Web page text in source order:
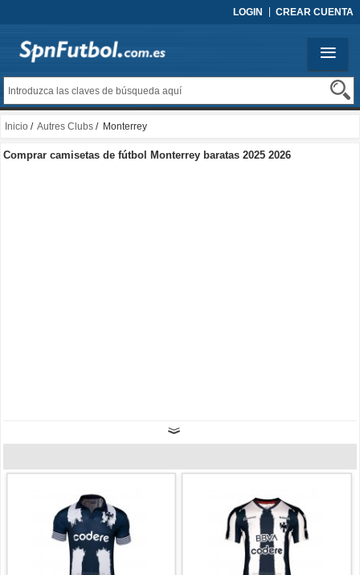
LOGIN CREAR CUENTA
Inicio / Autres Clubs / Monterrey
Comprar camisetas de fútbol Monterrey baratas 2025 2026